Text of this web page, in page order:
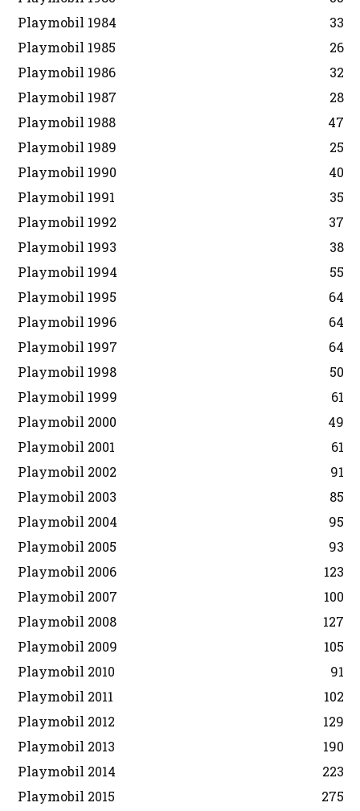
Playmobil 1984
33
Playmobil 1985
26
Playmobil 1986
32
Playmobil 1987
28
Playmobil 1988
47
Playmobil 1989
25
Playmobil 1990
40
Playmobil 1991
35
Playmobil 1992
37
Playmobil 1993
38
Playmobil 1994
55
Playmobil 1995
64
Playmobil 1996
64
Playmobil 1997
64
Playmobil 1998
50
Playmobil 1999
61
Playmobil 2000
49
Playmobil 2001
61
Playmobil 2002
91
Playmobil 2003
85
Playmobil 2004
95
Playmobil 2005
93
Playmobil 2006
123
Playmobil 2007
100
Playmobil 2008
127
Playmobil 2009
105
Playmobil 2010
91
Playmobil 2011
102
Playmobil 2012
129
Playmobil 2013
190
Playmobil 2014
223
Playmobil 2015
275